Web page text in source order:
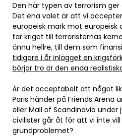
Den här typen av terrorism
Det ena valet är att vi
europeisk mark mot europeisk
tar kriget till terroristernas
ännu hellre, till dem som
tidigare i år inlägget en
börjar tro är den enda
Är det acceptabelt att något
Paris händer på Friends Arena
eller Mall of Scandinavia under
civilister går åt för att vi inte
grundproblemet?